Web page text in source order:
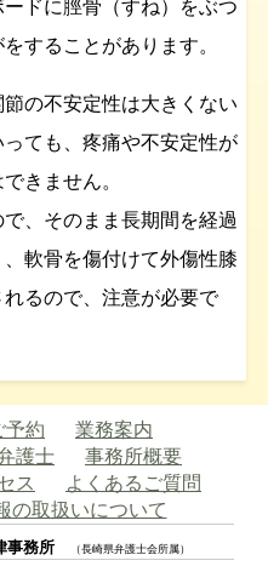
ドに脛骨（すね）をぶつ
することがあります。
の不安定性は大きくない
ても、疼痛や不安定性が
きません。
、そのまま長期間を経過
軟骨を傷付けて外傷性膝
るので、注意が必要で
予約
業務案内
護士
事務所概要
ス
よくあるご質問
の取扱いについて
事務所 （長崎県弁護士会所属）